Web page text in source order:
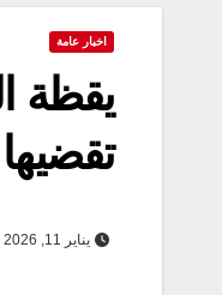
اخبار عامة
يقظة
تقضيها
يناير 11, 2026